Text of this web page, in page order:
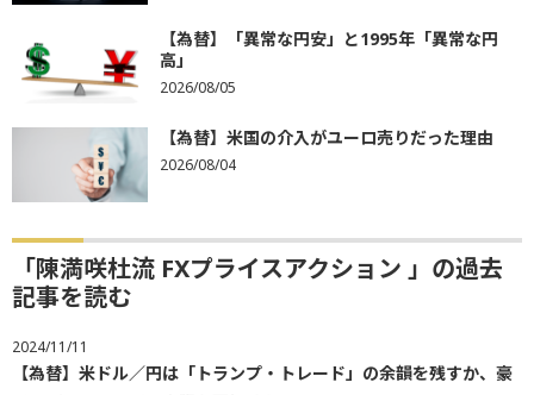
【為替】「異常な円安」と1995年「異常な円
高」
2026/08/05
【為替】米国の介入がユーロ売りだった理由
2026/08/04
「陳満咲杜流 FXプライスアクション 」の過去
記事を読む
2024/11/11
【為替】米ドル／円は「トランプ・トレード」の余韻を残すか、豪